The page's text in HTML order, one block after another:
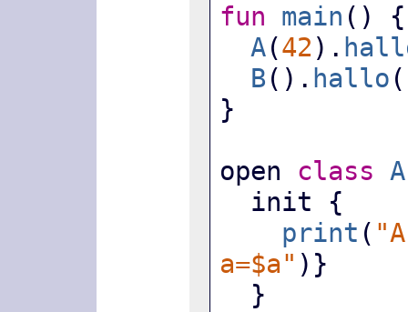
fun main () {
A(42 ).
B (). hallo
}
open class A
  init {
print (
a=$a" )}
  }